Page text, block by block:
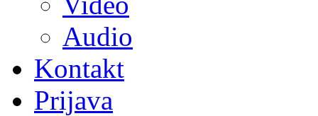
Audio
Kontakt
Prijava